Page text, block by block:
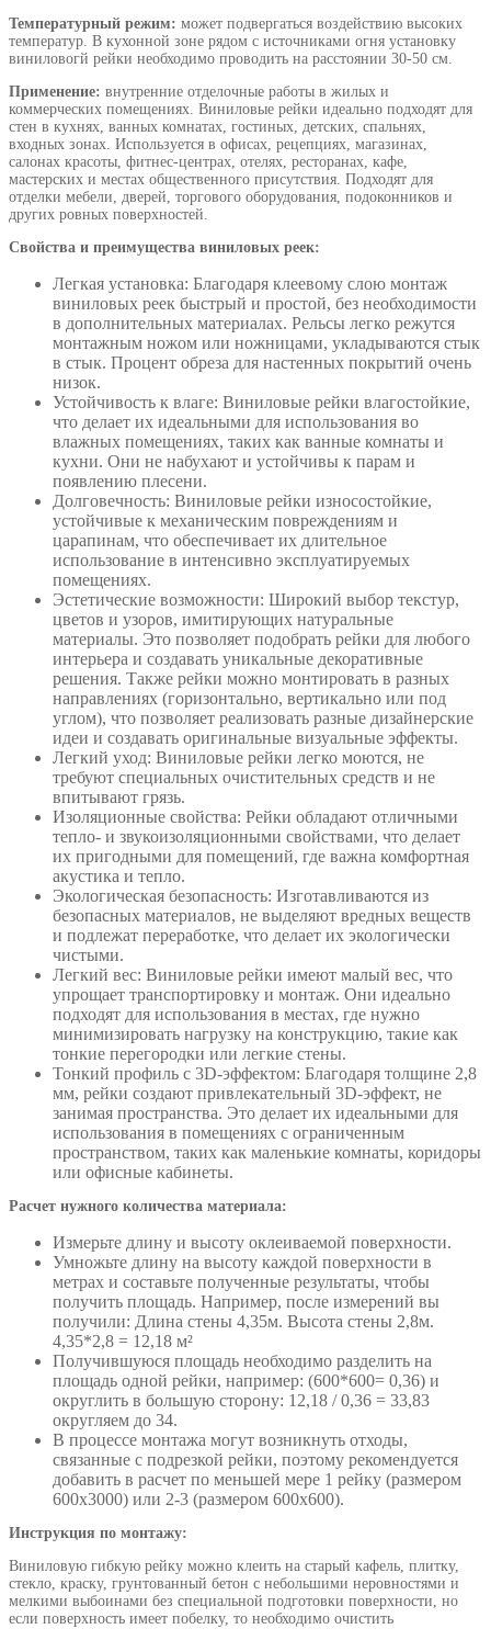
Температурный режим: может подвергаться воздействию высоких
температур. В кухонной зоне рядом с источниками огня установку
виниловогй рейки необходимо проводить на расстоянии 30-50 см.
Применение: внутренние отделочные работы в жилых и
коммерческих помещениях. Виниловые рейки идеально подходят для
стен в кухнях, ванных комнатах, гостиных, детских, спальнях,
входных зонах. Используется в офисах, рецепциях, магазинах,
салонах красоты, фитнес-центрах, отелях, ресторанах, кафе,
мастерских и местах общественного присутствия. Подходят для
отделки мебели, дверей, торгового оборудования, подоконников и
других ровных поверхностей.
Свойства и преимущества виниловых реек:
Легкая установка: Благодаря клеевому слою монтаж
виниловых реек быстрый и простой, без необходимости
в дополнительных материалах. Рельсы легко режутся
монтажным ножом или ножницами, укладываются стык
в стык. Процент обреза для настенных покрытий очень
низок.
Устойчивость к влаге: Виниловые рейки влагостойкие,
что делает их идеальными для использования во
влажных помещениях, таких как ванные комнаты и
кухни. Они не набухают и устойчивы к парам и
появлению плесени.
Долговечность: Виниловые рейки износостойкие,
устойчивые к механическим повреждениям и
царапинам, что обеспечивает их длительное
использование в интенсивно эксплуатируемых
помещениях.
Эстетические возможности: Широкий выбор текстур,
цветов и узоров, имитирующих натуральные
материалы. Это позволяет подобрать рейки для любого
интерьера и создавать уникальные декоративные
решения. Также рейки можно монтировать в разных
направлениях (горизонтально, вертикально или под
углом), что позволяет реализовать разные дизайнерские
идеи и создавать оригинальные визуальные эффекты.
Легкий уход: Виниловые рейки легко моются, не
требуют специальных очистительных средств и не
впитывают грязь.
Изоляционные свойства: Рейки обладают отличными
тепло- и звукоизоляционными свойствами, что делает
их пригодными для помещений, где важна комфортная
акустика и тепло.
Экологическая безопасность: Изготавливаются из
безопасных материалов, не выделяют вредных веществ
и подлежат переработке, что делает их экологически
чистыми.
Легкий вес: Виниловые рейки имеют малый вес, что
упрощает транспортировку и монтаж. Они идеально
подходят для использования в местах, где нужно
минимизировать нагрузку на конструкцию, такие как
тонкие перегородки или легкие стены.
Тонкий профиль с 3D-эффектом: Благодаря толщине 2,8
мм, рейки создают привлекательный 3D-эффект, не
занимая пространства. Это делает их идеальными для
использования в помещениях с ограниченным
пространством, таких как маленькие комнаты, коридоры
или офисные кабинеты.
Расчет нужного количества материала:
Измерьте длину и высоту оклеиваемой поверхности.
Умножьте длину на высоту каждой поверхности в
метрах и составьте полученные результаты, чтобы
получить площадь. Например, после измерений вы
получили: Длина стены 4,35м. Высота стены 2,8м.
4,35*2,8 = 12,18 м²
Получившуюся площадь необходимо разделить на
площадь одной рейки, например: (600*600= 0,36) и
округлить в большую сторону: 12,18 / 0,36 = 33,83
округляем до 34.
В процессе монтажа могут возникнуть отходы,
связанные с подрезкой рейки, поэтому рекомендуется
добавить в расчет по меньшей мере 1 рейку (размером
600х3000) или 2-3 (размером 600х600).
Инструкция по монтажу:
Виниловую гибкую рейку можно клеить на старый кафель, плитку,
стекло, краску, грунтованный бетон с небольшими неровностями и
мелкими выбоинами без специальной подготовки поверхности, но
если поверхность имеет побелку, то необходимо очистить